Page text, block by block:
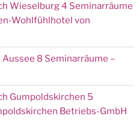
Wieselburg 4 Seminarräume
Wohlfühlhotel von
8 Seminarräume –
Gumpoldskirchen 5
Betriebs-GmbH